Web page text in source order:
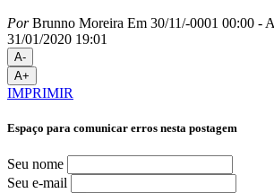
PorBrunno Moreira Em 30/11/-0001 00:00 -
31/01/2020 19:01
A-
A+
IMPRIMIR
Espaço para comunicar erros nesta postagem
Seu nome
Seu e-mail